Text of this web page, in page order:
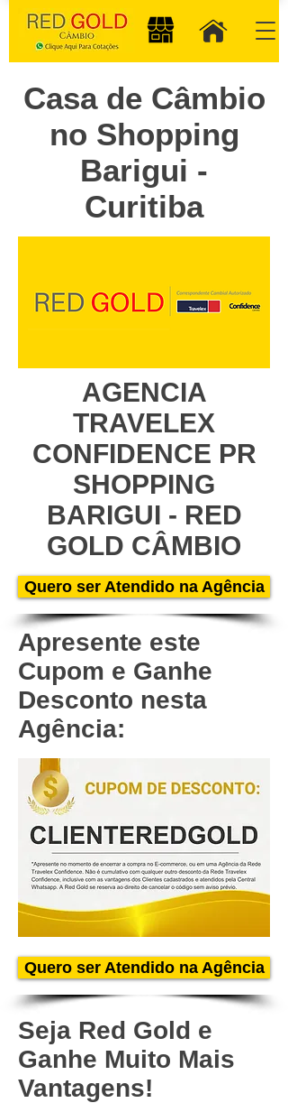
Casa de Câmbio
no Shopping
Barigui -
Curitiba
AGENCIA
TRAVELEX
CONFIDENCE PR
SHOPPING
BARIGUI - RED
GOLD CÂMBIO
Quero ser Atendido na Agência
Apresente este
Cupom e Ganhe
Desconto nesta
Agência:
Quero ser Atendido na Agência
Seja Red Gold e
Ganhe Muito Mais
Vantagens!